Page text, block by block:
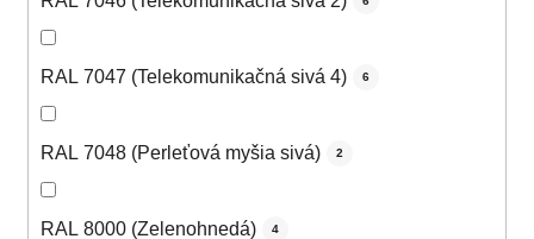
RAL 7047 (Telekomunikačná sivá 4) 6
RAL 7048 (Perleťová myšia sivá) 2
RAL 8000 (Zelenohnedá) 4